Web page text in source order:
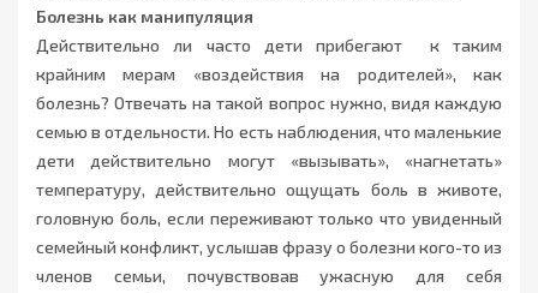
Болезнь как манипуляция
Действительно ли часто дети прибегают к таким
крайним мерам «воздействия на родителей», как
болезнь? Отвечать на такой вопрос нужно, видя каждую
семью в отдельности. Но есть наблюдения, что маленькие
дети действительно могут «вызывать», «нагнетать»
температуру, действительно ощущать боль в животе,
головную боль, если переживают только что увиденный
семейный конфликт, услышав фразу о болезни кого-то из
членов семьи, почувствовав ужасную для себя